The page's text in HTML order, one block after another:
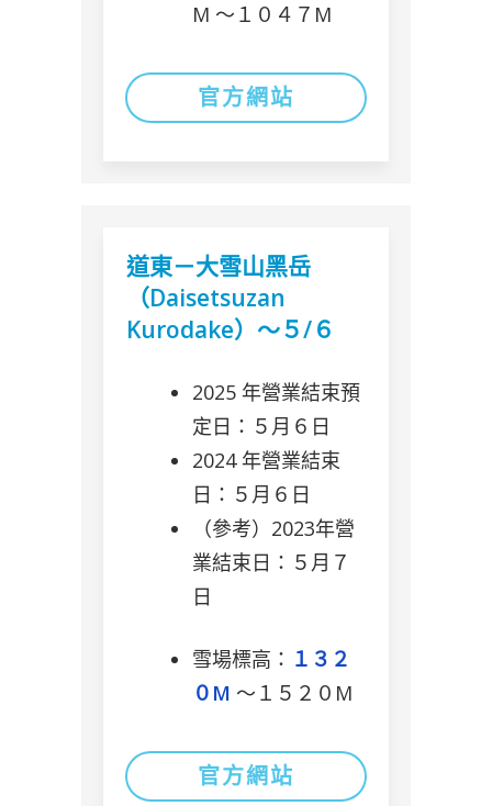
M 〜１０４７M
官方網站
道東－大雪山黑岳
（Daisetsuzan
Kurodake）～５/６
2025 年營業結束預
定日：５月６日
2024 年營業結束
日：５月６日
（參考）2023年營
業結束日：５月７
日
雪場標高： １３２
０M 〜１５２０M
官方網站